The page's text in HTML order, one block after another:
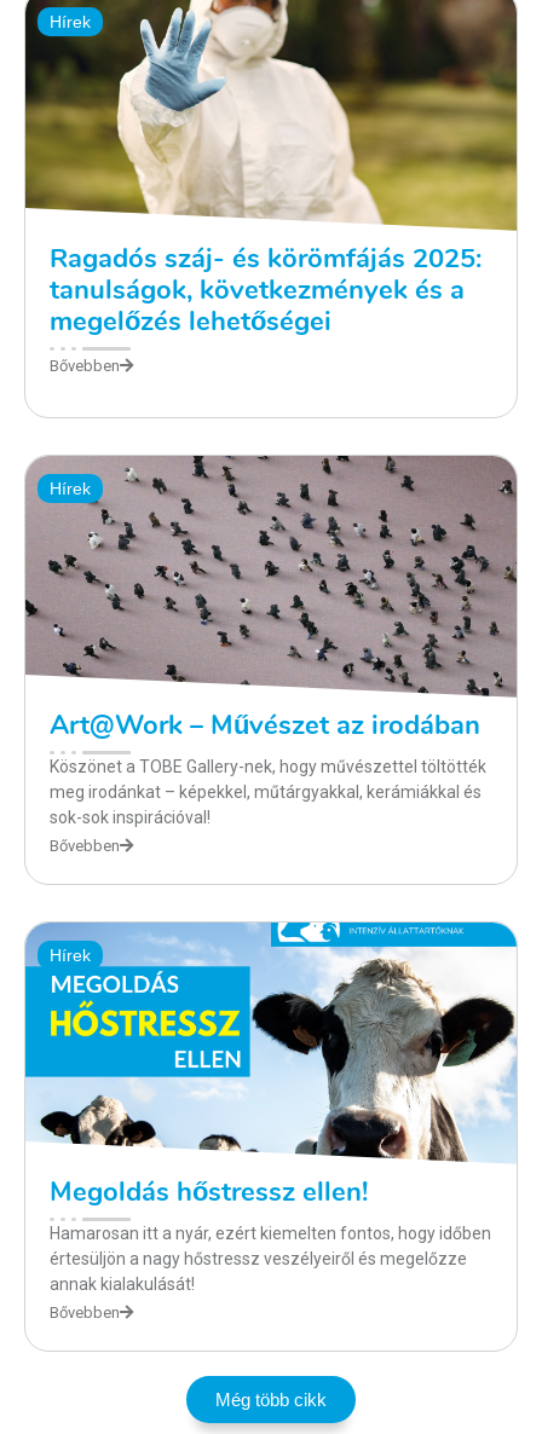
Hírek
Ragadós száj- és körömfájás 2025:
tanulságok, következmények és a
megelőzés lehetőségei
Bővebben
Hírek
Art@Work – Művészet az irodában
Köszönet a TOBE Gallery-nek, hogy művészettel töltötték
meg irodánkat – képekkel, műtárgyakkal, kerámiákkal és
sok-sok inspirációval!
Bővebben
Hírek
Megoldás hőstressz ellen!
Hamarosan itt a nyár, ezért kiemelten fontos, hogy időben
értesüljön a nagy hőstressz veszélyeiről és megelőzze
annak kialakulását!
Bővebben
Még több cikk